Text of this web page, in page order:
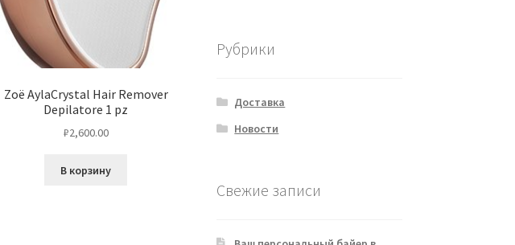
Zoë AylaCrystal Hair Remover
Depilatore 1 pz
₽2,600.00
В корзину
Рубрики
Доставка
Новости
Свежие записи